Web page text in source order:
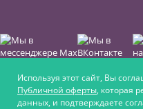
Используя этот сайт, Вы
Публичной оферты, которая
данных, и подтверждаете